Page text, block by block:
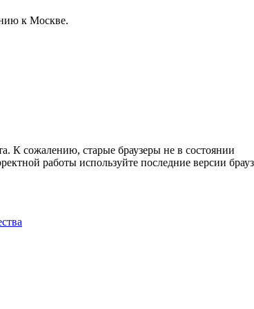
к Москве.
К сожалению, старые браузеры не в состоянии
работы используйте последние версии